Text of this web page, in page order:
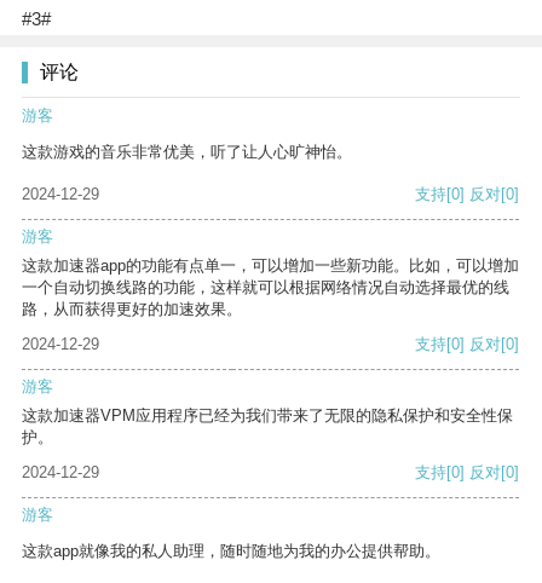
#3#
评论
游客
这款游戏的音乐非常优美，听了让人心旷神怡。
2024-12-29 支持[0] 反对[0]
游客
这款加速器app的功能有点单一，可以增加一些新功能。比如，可以增加
一个自动切换线路的功能，这样就可以根据网络情况自动选择最优的线
路，从而获得更好的加速效果。
2024-12-29
支持[0] 反对[0]
游客
这款加速器VPM应用程序已经为我们带来了无限的隐私保护和安全性保
护。
2024-12-29
支持[0] 反对[0]
游客
这款app就像我的私人助理，随时随地为我的办公提供帮助。